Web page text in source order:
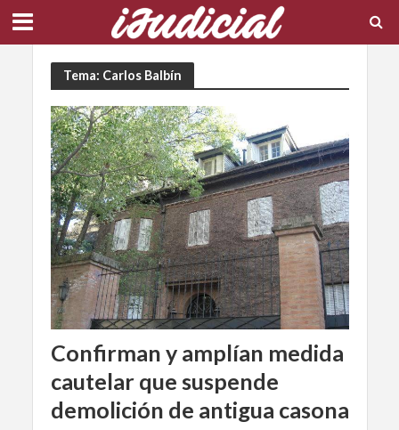
Tema: Carlos Balbín
Confirman y amplían medida
cautelar que suspende
demolición de antigua casona